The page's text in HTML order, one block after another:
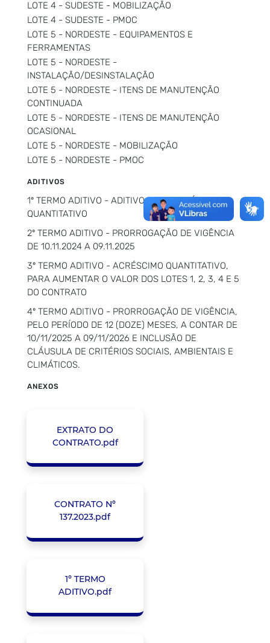
LOTE 4 - SUDESTE - MOBILIZAÇÃO
LOTE 4 - SUDESTE - PMOC
LOTE 5 - NORDESTE - EQUIPAMENTOS E
FERRAMENTAS
LOTE 5 - NORDESTE -
INSTALAÇÃO/DESINSTALAÇÃO
LOTE 5 - NORDESTE - ITENS DE MANUTENÇÃO
CONTINUADA
LOTE 5 - NORDESTE - ITENS DE MANUTENÇÃO
OCASIONAL
LOTE 5 - NORDESTE - MOBILIZAÇÃO
LOTE 5 - NORDESTE - PMOC
ADITIVOS
1º TERMO ADITIVO - ADITIVO PARA ACRÉSCIMO
QUANTITATIVO
2º TERMO ADITIVO - PRORROGAÇÃO DE VIGÊNCIA
DE 10.11.2024 A 09.11.2025
3º TERMO ADITIVO - ACRÉSCIMO QUANTITATIVO,
PARA AUMENTAR O VALOR DOS LOTES 1, 2, 3, 4 E 5
DO CONTRATO
4º TERMO ADITIVO - PRORROGAÇÃO DE VIGÊNCIA,
PELO PERÍODO DE 12 (DOZE) MESES, A CONTAR DE
10/11/2025 A 09/11/2026 E INCLUSÃO DE
CLÁUSULA DE CRITÉRIOS SOCIAIS, AMBIENTAIS E
CLIMÁTICOS.
ANEXOS
EXTRATO DO
CONTRATO.pdf
CONTRATO Nº
137.2023.pdf
1º TERMO
ADITIVO.pdf